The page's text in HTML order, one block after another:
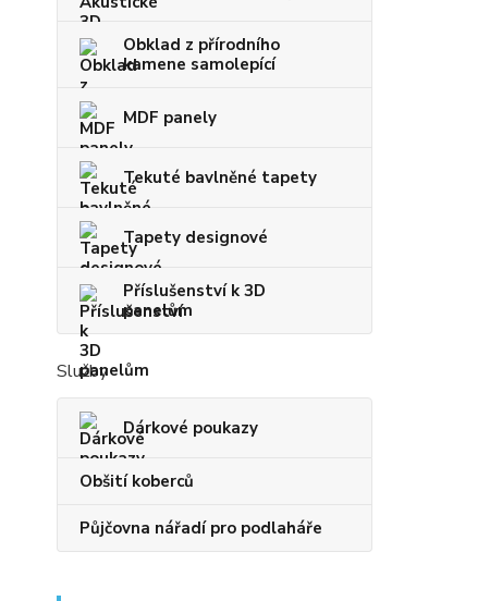
Obklad z přírodního
kamene samolepící
MDF panely
Tekuté bavlněné tapety
Tapety designové
Příslušenství k 3D
panelům
Služby
Dárkové poukazy
Obšití koberců
Půjčovna nářadí pro podlaháře